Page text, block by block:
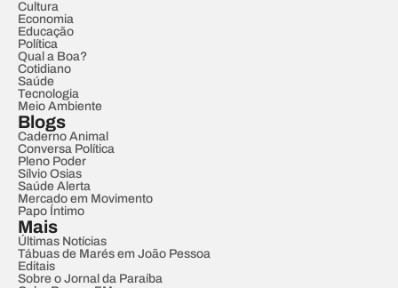
Cultura
Economia
Educação
Política
Qual a Boa?
Cotidiano
Saúde
Tecnologia
Meio Ambiente
Blogs
Caderno Animal
Conversa Política
Pleno Poder
Sílvio Osias
Saúde Alerta
Mercado em Movimento
Papo Íntimo
Mais
Últimas Notícias
Tábuas de Marés em João Pessoa
Editais
Sobre o Jornal da Paraíba